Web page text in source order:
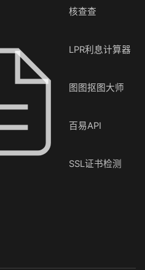
核查查
LPR利息计算器
图图抠图大师
百易API
SSL证书检测